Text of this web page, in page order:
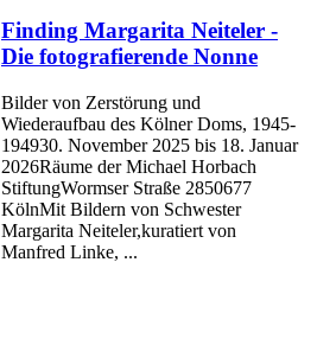
Finding Margarita Neiteler -
Die fotografierende Nonne
Bilder von Zerstörung und
Wiederaufbau des Kölner Doms, 1945-
194930. November 2025 bis 18. Januar
2026Räume der Michael Horbach
StiftungWormser Straße 2850677
KölnMit Bildern von Schwester
Margarita Neiteler,kuratiert von
Manfred Linke, ...